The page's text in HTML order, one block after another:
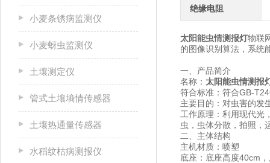
小麦条锈病监测仪
小麦蚜虫监测仪
土壤测定仪
管式土壤墒情传感器
土壤热通量传感器
水稻纹枯病测报仪
绝缘电阻
太阳能虫情测报灯物联
的图像识别算法，系统
一、产品简介
名称： 太阳能虫情测报
符合标准：符合GB-
主要目的：对虫害的发
工作原理：利用现代光
虫，虫体分散，拍照，
二、主体结构
主机材质：喷塑
底座：底座高度40cm